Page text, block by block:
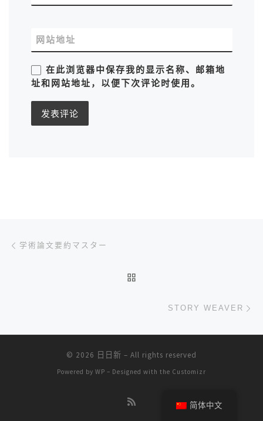
网站地址
在此浏览器中保存我的显示名称、邮箱地
址和网站地址，以便下次评论时使用。
文章导航
学術論文要約マスター
STORY WEAVER
© 2026 日日新 – All rights reserved
Powered by WP – Designed with the Customizr
简体中文